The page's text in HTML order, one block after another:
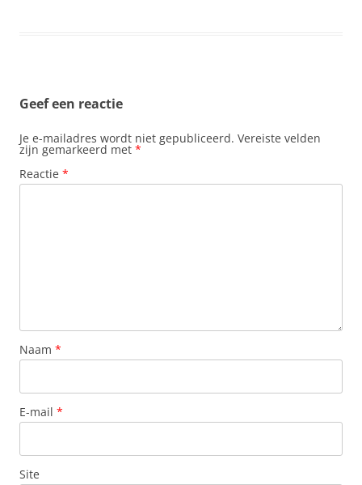
Geef een reactie
Je e-mailadres wordt niet gepubliceerd. Vereiste velden
zijn gemarkeerd met *
Reactie *
Naam *
E-mail *
Site